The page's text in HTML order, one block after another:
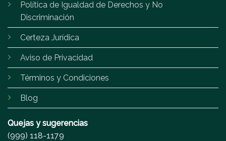
Política de Igualdad de Derechos y No
Discriminación
Certeza Jurídica
Aviso de Privacidad
Términos y Condiciones
Blog
Quejas y sugerencias
(999) 118-1179